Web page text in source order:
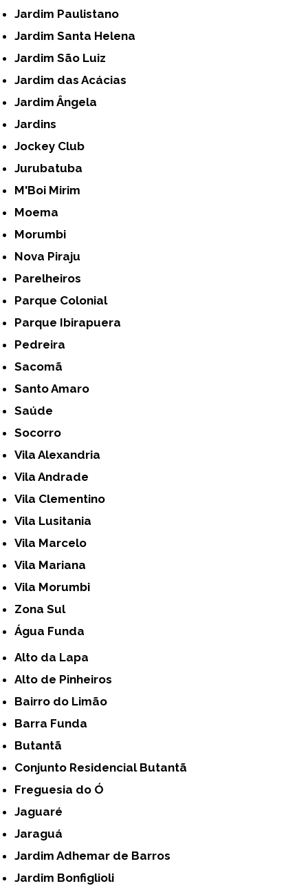
Jardim Paulistano
Jardim Santa Helena
Jardim São Luiz
Jardim das Acácias
Jardim Ângela
Jardins
Jockey Club
Jurubatuba
M'Boi Mirim
Moema
Morumbi
Nova Piraju
Parelheiros
Parque Colonial
Parque Ibirapuera
Pedreira
Sacomã
Santo Amaro
Saúde
Socorro
Vila Alexandria
Vila Andrade
Vila Clementino
Vila Lusitania
Vila Marcelo
Vila Mariana
Vila Morumbi
Zona Sul
Água Funda
Alto da Lapa
Alto de Pinheiros
Bairro do Limão
Barra Funda
Butantã
Conjunto Residencial Butantã
Freguesia do Ó
Jaguaré
Jaraguá
Jardim Adhemar de Barros
Jardim Bonfiglioli